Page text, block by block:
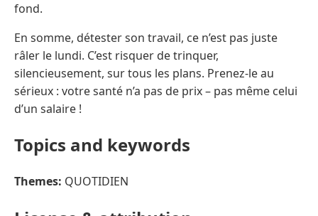
fond.
En somme, détester son travail, ce n’est pas juste
râler le lundi. C’est risquer de trinquer,
silencieusement, sur tous les plans. Prenez-le au
sérieux : votre santé n’a pas de prix – pas même celui
d’un salaire !
Topics and keywords
Themes: QUOTIDIEN